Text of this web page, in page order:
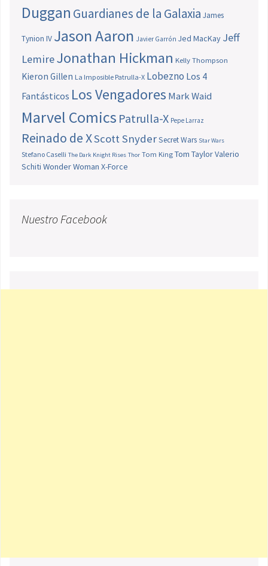
Duggan Guardianes de la Galaxia James
Tynion IV Jason Aaron Javier Garrón Jed MacKay Jeff
LemireJonathan Hickman Kelly Thompson
Kieron Gillen La Imposible Patrulla-X Lobezno Los 4
Fantásticos Los Vengadores Mark Waid
Marvel Comics Patrulla-X Pepe Larraz
Reinado de XScott SnyderSecret Wars Star Wars
Stefano Caselli The Dark Knight Rises Thor Tom King Tom TaylorValerio
Schiti Wonder Woman X-Force
Nuestro Facebook